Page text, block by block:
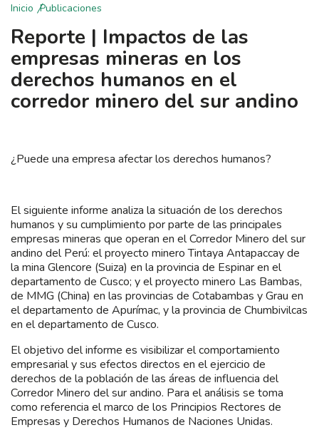
Inicio Publicaciones
Reporte | Impactos de las
empresas mineras en los
derechos humanos en el
corredor minero del sur andino
¿Puede una empresa afectar los derechos humanos?
El siguiente informe analiza la situación de los derechos
humanos y su cumplimiento por parte de las principales
empresas mineras que operan en el Corredor Minero del sur
andino del Perú: el proyecto minero Tintaya Antapaccay de
la mina Glencore (Suiza) en la provincia de Espinar en el
departamento de Cusco; y el proyecto minero Las Bambas,
de MMG (China) en las provincias de Cotabambas y Grau en
el departamento de Apurímac, y la provincia de Chumbivilcas
en el departamento de Cusco.
El objetivo del informe es visibilizar el comportamiento
empresarial y sus efectos directos en el ejercicio de
derechos de la población de las áreas de influencia del
Corredor Minero del sur andino. Para el análisis se toma
como referencia el marco de los Principios Rectores de
Empresas y Derechos Humanos de Naciones Unidas.